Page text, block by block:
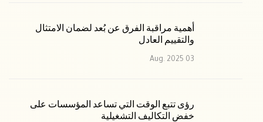
أهمية مراقبة الفرق عن بُعد لضمان الامتثال
والتقييم العادل
03 Aug. 2025
رؤى تتبع الوقت التي تساعد المؤسسات على
خفض التكاليف التشغيلية